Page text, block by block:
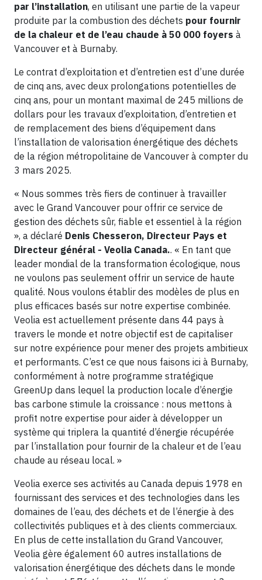
par l’installation, en utilisant une partie de la vapeur
produite par la combustion des déchets pour fournir
de la chaleur et de l’eau chaude à 50 000 foyers à
Vancouver et à Burnaby.
Le contrat d’exploitation et d’entretien est d’une durée
de cinq ans, avec deux prolongations potentielles de
cinq ans, pour un montant maximal de 245 millions de
dollars pour les travaux d’exploitation, d’entretien et
de remplacement des biens d’équipement dans
l’installation de valorisation énergétique des déchets
de la région métropolitaine de Vancouver à compter du
3 mars 2025.
« Nous sommes très fiers de continuer à travailler
avec le Grand Vancouver pour offrir ce service de
gestion des déchets sûr, fiable et essentiel à la région
», a déclaré Denis Chesseron, Directeur Pays et
Directeur général - Veolia Canada.. « En tant que
leader mondial de la transformation écologique, nous
ne voulons pas seulement offrir un service de haute
qualité. Nous voulons établir des modèles de plus en
plus efficaces basés sur notre expertise combinée.
Veolia est actuellement présente dans 44 pays à
travers le monde et notre objectif est de capitaliser
sur notre expérience pour mener des projets ambitieux
et performants. C’est ce que nous faisons ici à Burnaby,
conformément à notre programme stratégique
GreenUp dans lequel la production locale d’énergie
bas carbone stimule la croissance : nous mettons à
profit notre expertise pour aider à développer un
système qui triplera la quantité d’énergie récupérée
par l’installation pour fournir de la chaleur et de l’eau
chaude au réseau local. »
Veolia exerce ses activités au Canada depuis 1978 en
fournissant des services et des technologies dans les
domaines de l’eau, des déchets et de l’énergie à des
collectivités publiques et à des clients commerciaux.
En plus de cette installation du Grand Vancouver,
Veolia gère également 60 autres installations de
valorisation énergétique des déchets dans le monde